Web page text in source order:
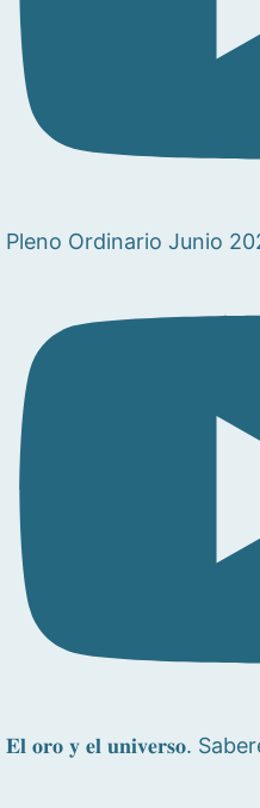
Pleno Ordinario Junio
𝐄𝐥 𝐨𝐫𝐨 𝐲 𝐞𝐥 𝐮𝐧𝐢𝐯𝐞𝐫𝐬𝐨.